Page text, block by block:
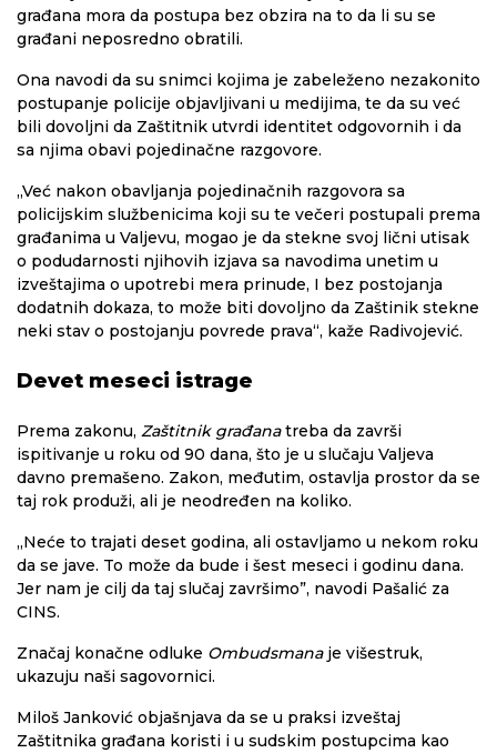
građana mora da postupa bez obzira na to da li su se
građani neposredno obratili.
Ona navodi da su snimci kojima je zabeleženo nezakonito
postupanje policije objavljivani u medijima, te da su već
bili dovoljni da Zaštitnik utvrdi identitet odgovornih i da
sa njima obavi pojedinačne razgovore.
„Već nakon obavljanja pojedinačnih razgovora sa
policijskim službenicima koji su te večeri postupali prema
građanima u Valjevu, mogao je da stekne svoj lični utisak
o podudarnosti njihovih izjava sa navodima unetim u
izveštajima o upotrebi mera prinude, I bez postojanja
dodatnih dokaza, to može biti dovoljno da Zaštinik stekne
neki stav o postojanju povrede prava“, kaže Radivojević.
Devet meseci istrage
Prema zakonu, Zaštitnik građanatreba da završi
ispitivanje u roku od 90 dana, što je u slučaju Valjeva
davno premašeno. Zakon, međutim, ostavlja prostor da se
taj rok produži, ali je neodređen na koliko.
„Neće to trajati deset godina, ali ostavljamo u nekom roku
da se jave. To može da bude i šest meseci i godinu dana.
Jer nam je cilj da taj slučaj završimo”, navodi Pašalić za
CINS.
Značaj konačne odluke Ombudsmanaje višestruk,
ukazuju naši sagovornici.
Miloš Janković objašnjava da se u praksi izveštaj
Zaštitnika građana koristi i u sudskim postupcima kao